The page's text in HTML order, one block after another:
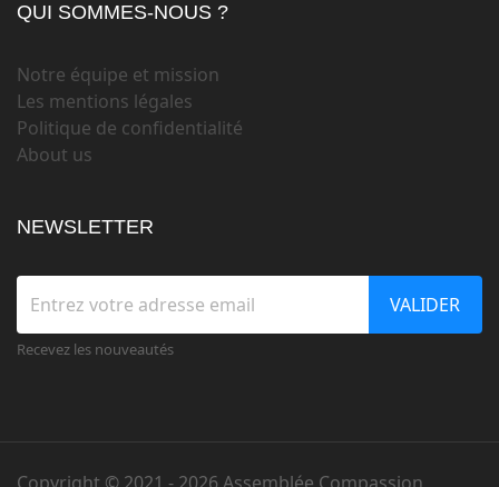
QUI SOMMES-NOUS ?
Notre équipe et mission
Les mentions légales
Politique de confidentialité
About us
NEWSLETTER
VALIDER
Recevez les nouveautés